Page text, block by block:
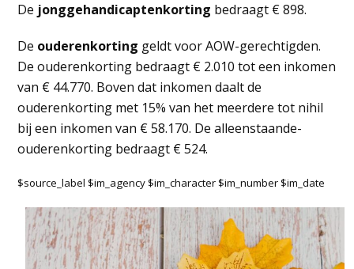
De jonggehandicaptenkorting bedraagt € 898.
De ouderenkorting geldt voor AOW-gerechtigden.
De ouderenkorting bedraagt € 2.010 tot een inkomen
van € 44.770. Boven dat inkomen daalt de
ouderenkorting met 15% van het meerdere tot nihil
bij een inkomen van € 58.170. De alleenstaande-
ouderenkorting bedraagt € 524.
$source_label $im_agency $im_character $im_number $im_date